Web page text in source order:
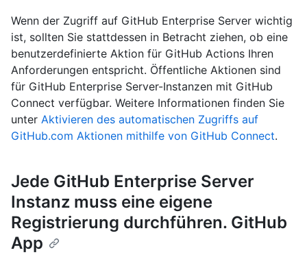
Wenn der Zugriff auf GitHub Enterprise Server wichtig
ist, sollten Sie stattdessen in Betracht ziehen, ob eine
benutzerdefinierte Aktion für GitHub Actions Ihren
Anforderungen entspricht. Öffentliche Aktionen sind
für GitHub Enterprise Server-Instanzen mit GitHub
Connect verfügbar. Weitere Informationen finden Sie
unter Aktivieren des automatischen Zugriffs auf
GitHub.com Aktionen mithilfe von GitHub Connect.
Jede GitHub Enterprise Server
Instanz muss eine eigene
Registrierung durchführen. GitHub
App